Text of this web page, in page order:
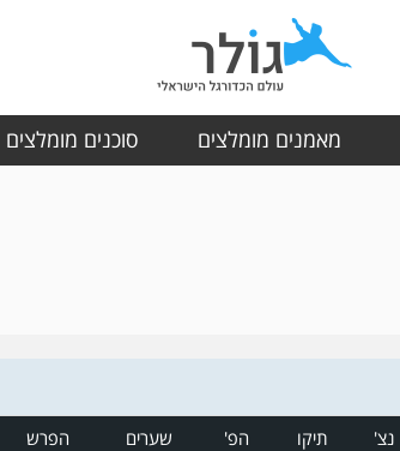
מאמנים מומלצים סוכנים מומלצים
נצ' תיקו הפ' שערים הפרש